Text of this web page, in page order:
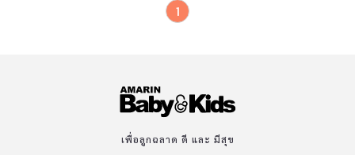
1
เพื่อลูกฉลาด ดี และ มีสุข